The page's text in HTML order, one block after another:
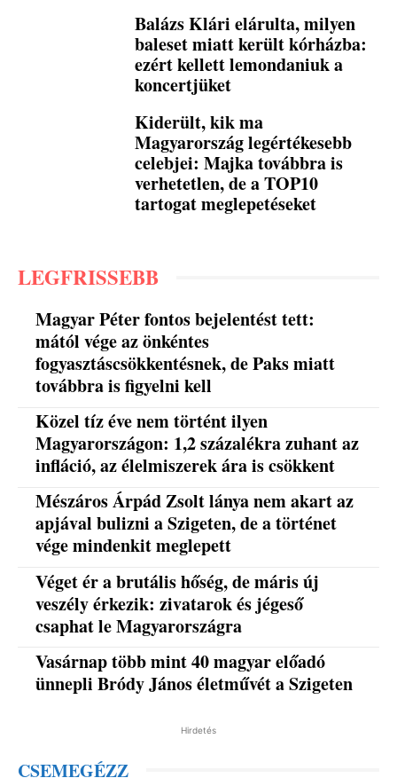
Balázs Klári elárulta, milyen
baleset miatt került kórházba:
ezért kellett lemondaniuk a
koncertjüket
Kiderült, kik ma
Magyarország legértékesebb
celebjei: Majka továbbra is
verhetetlen, de a TOP10
tartogat meglepetéseket
LEGFRISSEBB
Magyar Péter fontos bejelentést tett:
mától vége az önkéntes
fogyasztáscsökkentésnek, de Paks miatt
továbbra is figyelni kell
Közel tíz éve nem történt ilyen
Magyarországon: 1,2 százalékra zuhant az
infláció, az élelmiszerek ára is csökkent
Mészáros Árpád Zsolt lánya nem akart az
apjával bulizni a Szigeten, de a történet
vége mindenkit meglepett
Véget ér a brutális hőség, de máris új
veszély érkezik: zivatarok és jégeső
csaphat le Magyarországra
Vasárnap több mint 40 magyar előadó
ünnepli Bródy János életművét a Szigeten
Hirdetés
CSEMEGÉZZ